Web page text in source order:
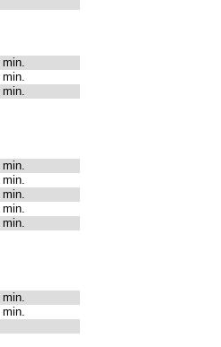
min.
min.
min.
min.
min.
min.
min.
min.
min.
min.